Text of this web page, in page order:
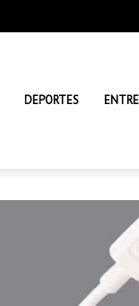
DEPORTES